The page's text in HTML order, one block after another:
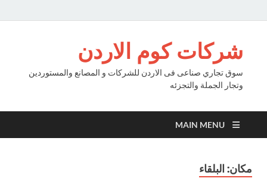
شركات كوم الاردن
سوق تجاري صناعى فى الاردن للشركات و المصانع والمستوردين
وتجار الجملة والتجزئه
MAIN MENU
مكان: البلقاء